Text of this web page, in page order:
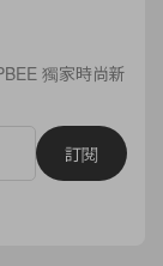
獨家時尚新
訂閱